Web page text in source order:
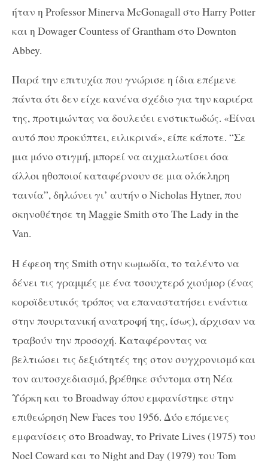
ήταν η Professor Minerva McGonagall στο Harry Potter
και η Dowager Countess of Grantham στο Downton
Abbey.
Παρά την επιτυχία που γνώρισε η ίδια επέμενε
πάντα ότι δεν είχε κανένα σχέδιο για την καριέρα
της, προτιμώντας να δουλεύει ενστικτωδώς. «Είναι
αυτό που προκύπτει, ειλικρινά», είπε κάποτε. “Σε
μια μόνο στιγμή, μπορεί να αιχμαλωτίσει όσα
άλλοι ηθοποιοί καταφέρνουν σε μια ολόκληρη
ταινία”, δηλώνει γι’ αυτήν ο Nicholas Hytner, που
σκηνοθέτησε τη Maggie Smith στο The Lady in the
Van.
Η έφεση της Smith στην κωμωδία, το ταλέντο να
δένει τις γραμμές με ένα τσουχτερό χιούμορ (ένας
κοροϊδευτικός τρόπος να επαναστατήσει ενάντια
στην πουριτανική ανατροφή της, ίσως), άρχισαν να
τραβούν την προσοχή. Καταφέροντας να
βελτιώσει τις δεξιότητές της στον συγχρονισμό και
τον αυτοσχεδιασμό, βρέθηκε σύντομα στη Νέα
Υόρκη και το Broadway όπου εμφανίστηκε στην
επιθεώρηση New Faces του 1956. Δύο επόμενες
εμφανίσεις στο Broadway, το Private Lives (1975) του
Noel Coward και το Night and Day (1979) του Tom